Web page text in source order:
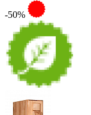
-50%